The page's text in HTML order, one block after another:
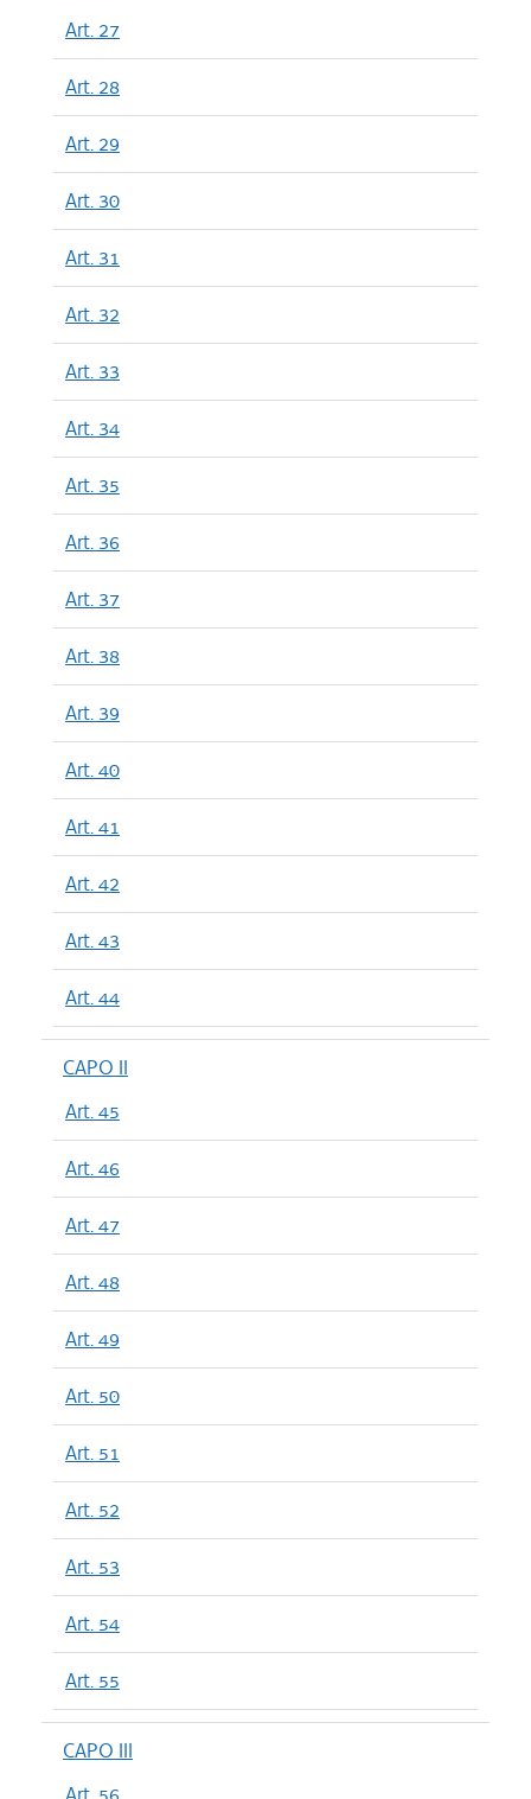
Art. 27
Art. 28
Art. 29
Art. 30
Art. 31
Art. 32
Art. 33
Art. 34
Art. 35
Art. 36
Art. 37
Art. 38
Art. 39
Art. 40
Art. 41
Art. 42
Art. 43
Art. 44
CAPO II
Art. 45
Art. 46
Art. 47
Art. 48
Art. 49
Art. 50
Art. 51
Art. 52
Art. 53
Art. 54
Art. 55
CAPO III